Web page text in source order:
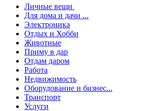
Личные вещи
Для дома и дачи ...
Электроника
Отдых и Хобби
Животные
Приму в дар
Отдам даром
Работа
Недвижимость
Оборудование и бизнес...
Транспорт
Услуги